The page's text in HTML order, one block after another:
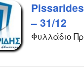
– 31/12
Φυλλάδιο